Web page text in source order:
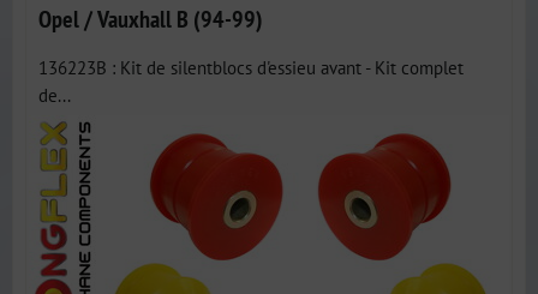
Opel / Vauxhall B (94-99)
136223B : Kit de silentblocs d'essieu avant - Kit complet
de...